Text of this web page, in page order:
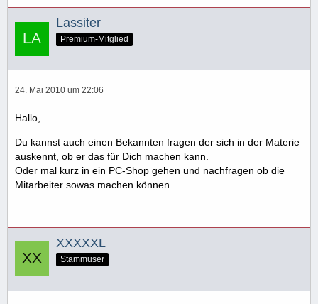
Lassiter
Premium-Mitglied
24. Mai 2010 um 22:06
Hallo,
Du kannst auch einen Bekannten fragen der sich in der Materie
auskennt, ob er das für Dich machen kann.
Oder mal kurz in ein PC-Shop gehen und nachfragen ob die
Mitarbeiter sowas machen können.
XXXXXL
Stammuser